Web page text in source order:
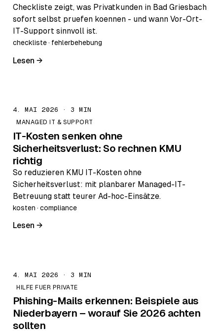
Checkliste zeigt, was Privatkunden in Bad Griesbach
sofort selbst pruefen koennen - und wann Vor-Ort-
IT-Support sinnvoll ist.
checkliste · fehlerbehebung
Lesen →
4. MAI 2026 · 3 MIN
MANAGED IT & SUPPORT
IT-Kosten senken ohne
Sicherheitsverlust: So rechnen KMU
richtig
So reduzieren KMU IT-Kosten ohne
Sicherheitsverlust: mit planbarer Managed-IT-
Betreuung statt teurer Ad-hoc-Einsätze.
kosten · compliance
Lesen →
4. MAI 2026 · 3 MIN
HILFE FUER PRIVATE
Phishing-Mails erkennen: Beispiele aus
Niederbayern – worauf Sie 2026 achten
sollten